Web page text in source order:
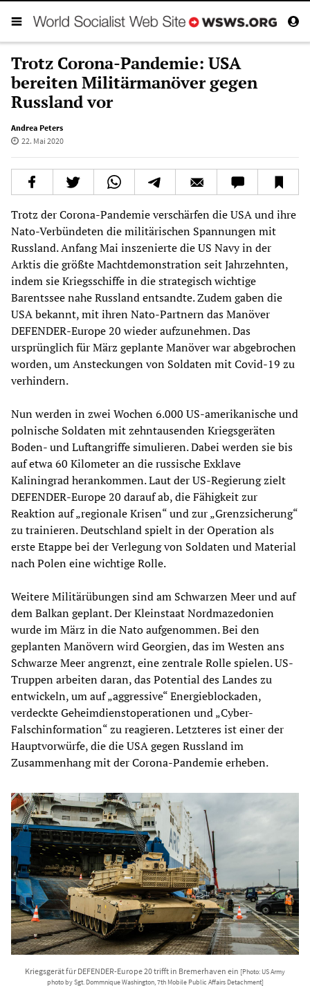
Trotz Corona-Pandemie: USA
bereiten Militärmanöver gegen
Russland vor
Andrea Peters
22. Mai 2020
Trotz der Corona-Pandemie verschärfen die USA und ihre
Nato-Verbündeten die militärischen Spannungen mit
Russland. Anfang Mai inszenierte die US Navy in der
Arktis die größte Machtdemonstration seit Jahrzehnten,
indem sie Kriegsschiffe in die strategisch wichtige
Barentssee nahe Russland entsandte. Zudem gaben die
USA bekannt, mit ihren Nato-Partnern das Manöver
DEFENDER-Europe 20 wieder aufzunehmen. Das
ursprünglich für März geplante Manöver war abgebrochen
worden, um Ansteckungen von Soldaten mit Covid-19 zu
verhindern.
Nun werden in zwei Wochen 6.000 US-amerikanische und
polnische Soldaten mit zehntausenden Kriegsgeräten
Boden- und Luftangriffe simulieren. Dabei werden sie bis
auf etwa 60 Kilometer an die russische Exklave
Kaliningrad herankommen. Laut der US-Regierung zielt
DEFENDER-Europe 20 darauf ab, die Fähigkeit zur
Reaktion auf „regionale Krisen“ und zur „Grenzsicherung“
zu trainieren. Deutschland spielt in der Operation als
erste Etappe bei der Verlegung von Soldaten und Material
nach Polen eine wichtige Rolle.
Weitere Militärübungen sind am Schwarzen Meer und auf
dem Balkan geplant. Der Kleinstaat Nordmazedonien
wurde im März in die Nato aufgenommen. Bei den
geplanten Manövern wird Georgien, das im Westen ans
Schwarze Meer angrenzt, eine zentrale Rolle spielen. US-
Truppen arbeiten daran, das Potential des Landes zu
entwickeln, um auf „aggressive“ Energieblockaden,
verdeckte Geheimdienstoperationen und „Cyber-
Falschinformation“ zu reagieren. Letzteres ist einer der
Hauptvorwürfe, die die USA gegen Russland im
Zusammenhang mit der Corona-Pandemie erheben.
Kriegsgerät für DEFENDER-Europe 20 trifft in Bremerhaven ein [Photo: US Army
photo by Sgt. Dommnique Washington, 7th Mobile Public Affairs Detachment]